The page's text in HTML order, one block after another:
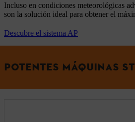
Incluso en condiciones meteorológicas
son la solución ideal para obtener el
Descubre el sistema AP
POTENTES MÁQUINAS